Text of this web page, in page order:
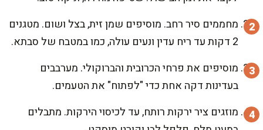
מחממים סיר רחב. מוסיפים שמן זית, בצל ושום. מטגנים
2 דקות עד ריח עדין ונעים עולה, כמו במטבח של סבתא.
מוסיפים את פרחי הכרובית והברוקולי. מערבבים
בעדינות דקה אחת כדי "לפתוח" את הטעמים.
מוזגים ציר ירקות רותח, עד לכיסוי הירקות. מתבלים